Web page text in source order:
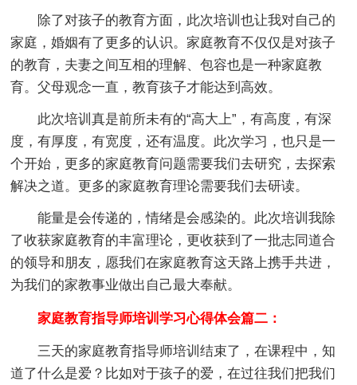
除了对孩子的教育方面，此次培训也让我对自己的
家庭，婚姻有了更多的认识。家庭教育不仅仅是对孩子
的教育，夫妻之间互相的理解、包容也是一种家庭教
育。父母观念一直，教育孩子才能达到高效。
此次培训真是前所未有的“高大上”，有高度，有深
度，有厚度，有宽度，还有温度。此次学习，也只是一
个开始，更多的家庭教育问题需要我们去研究，去探索
解决之道。更多的家庭教育理论需要我们去研读。
能量是会传递的，情绪是会感染的。此次培训我除
了收获家庭教育的丰富理论，更收获到了一批志同道合
的领导和朋友，愿我们在家庭教育这天路上携手共进，
为我们的家教事业做出自己最大奉献。
家庭教育指导师培训学习心得体会篇二：
三天的家庭教育指导师培训结束了，在课程中，知
道了什么是爱？比如对于孩子的爱，在过往我们把我们